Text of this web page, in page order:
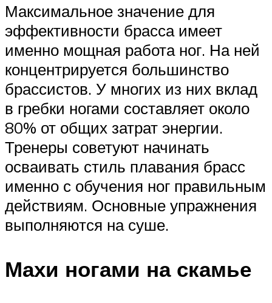
Максимальное значение для
эффективности брасса имеет
именно мощная работа ног. На ней
концентрируется большинство
брассистов. У многих из них вклад
в гребки ногами составляет около
80% от общих затрат энергии.
Тренеры советуют начинать
осваивать стиль плавания брасс
именно с обучения ног правильным
действиям. Основные упражнения
выполняются на суше.
Махи ногами на скамье